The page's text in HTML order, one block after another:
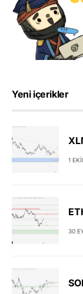
Yeni içerikler
1
30